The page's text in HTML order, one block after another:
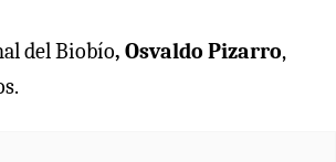
del Biobío, Osvaldo Pizarro,